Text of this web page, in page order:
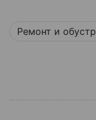
Ремонт и